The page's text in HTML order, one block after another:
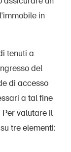
in
tenuti a
del
di accesso
a tal fine
valutare il
tre elementi: